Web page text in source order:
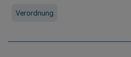
Verordnung